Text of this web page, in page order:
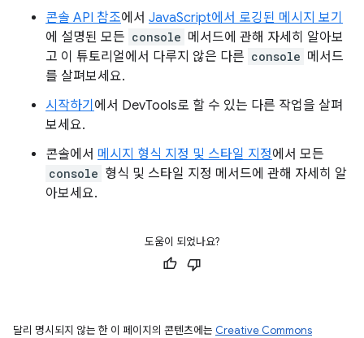
콘솔 API 참조에서 JavaScript에서 로깅된 메시지 보기
에 설명된 모든 console 메서드에 관해 자세히 알아보
고 이 튜토리얼에서 다루지 않은 다른 console 메서드
를 살펴보세요.
시작하기 에서 DevTools로 할 수 있는 다른 작업을 살펴
보세요.
콘솔에서 메시지 형식 지정 및 스타일 지정에서 모든
console 형식 및 스타일 지정 메서드에 관해 자세히 알
아보세요.
도움이 되었나요?
달리 명시되지 않는 한 이 페이지의 콘텐츠에는 Creative Commons